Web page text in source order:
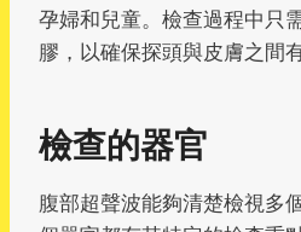
孕婦和兒童。檢查過程中只
膠，以確保探頭與皮膚之間
檢查的器官
腹部超聲波能夠清楚檢視多